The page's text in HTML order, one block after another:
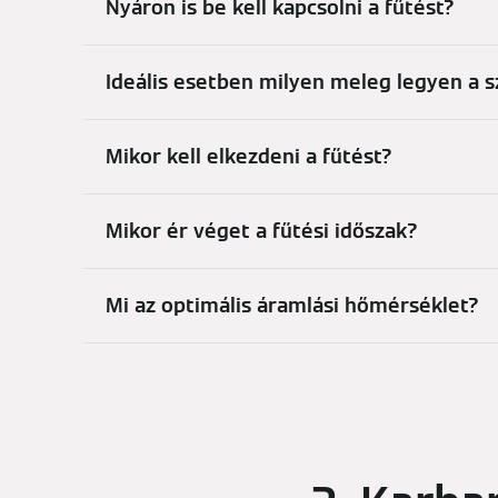
Nyáron is be kell kapcsolni a fűtést?
Ideális esetben milyen meleg legyen a
Mikor kell elkezdeni a fűtést?
Mikor ér véget a fűtési időszak?
Mi az optimális áramlási hőmérséklet?